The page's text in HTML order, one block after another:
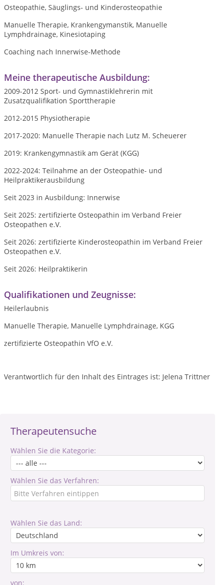
Therapeutensuche
Wählen Sie die Kategorie:
Wählen Sie das Verfahren:
Wählen Sie das Land:
Im Umkreis von:
von:
Osteopathie, Säuglings- und Kinderosteopathie
Manuelle Therapie, Krankengymanstik, Manuelle
Lymphdrainage, Kinesiotaping
Coaching nach Innerwise-Methode
Meine therapeutische Ausbildung:
2009-2012 Sport- und Gymnastiklehrerin mit
Zusatzqualifikation Sporttherapie
2012-2015 Physiotherapie
2017-2020: Manuelle Therapie nach Lutz M. Scheuerer
2019: Krankengymnastik am Gerät (KGG)
2022-2024: Teilnahme an der Osteopathie- und
Heilpraktikerausbildung
Seit 2023 in Ausbildung: Innerwise
Seit 2025: zertifizierte Osteopathin im Verband Freier
Osteopathen e.V.
Seit 2026: zertifizierte Kinderosteopathin im Verband Freier
Osteopathen e.V.
Seit 2026: Heilpraktikerin
Qualifikationen und Zeugnisse:
Heilerlaubnis
Manuelle Therapie, Manuelle Lymphdrainage, KGG
zertifizierte Osteopathin VfO e.V.
Verantwortlich für den Inhalt des Eintrages ist: Jelena Trittner